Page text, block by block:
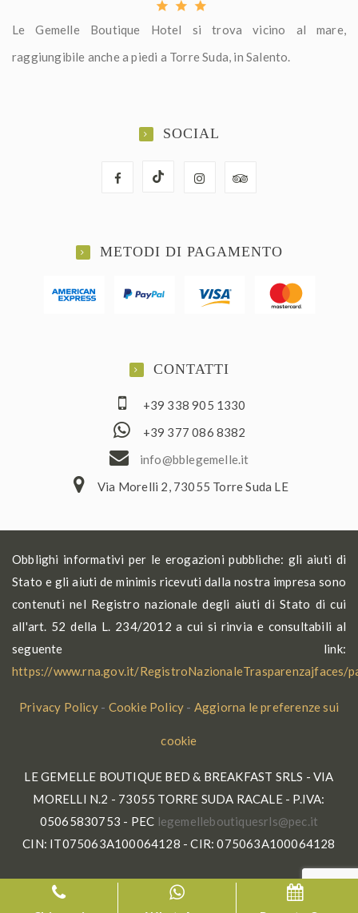
Le Gemelle Boutique Hotel si trova vicino al mare,
raggiungibile anche a piedi a Torre Suda, in Salento.
SOCIAL
METODI DI PAGAMENTO
CONTATTI
+39 338 905 1330
+39 377 086 8382
ti.el
lemeg
elbb@
ofni
Via Morelli 2, 73055 Torre Suda LE
Obblighi informativi per le erogazioni pubbliche: gli aiuti di
Stato e gli aiuti de minimis ricevuti dalla nostra impresa sono
contenuti nel Registro nazionale degli aiuti di Stato di cui
all'art. 52 della L. 234/2012 a cui si rinvia e consultabili al
seguente link:
https://www.rna.gov.it/RegistroNazionaleTrasparenzajfaces/
Privacy Policy- Cookie Policy - Aggiorna le preferenze sui
cookie
LE GEMELLE BOUTIQUE BED & BREAKFAST SRLS - VIA
MORELLI N.2 - 73055 TORRE SUDA RACALE - P.IVA:
05065830753 - PEC
ti.ce
p@slr
seuqi
tuobe
lleme
gel
CIN: IT075063A100064128 - CIR: 075063A100064128